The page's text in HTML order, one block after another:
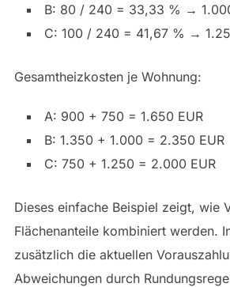
B: 80 / 240 = 33,33 % →
C: 100 / 240 = 41,67 % →
Gesamtheizkosten je Wohnung:
A: 900 + 750 = 1.650 EUR
B: 1.350 + 1.000 = 2.350 EUR
C: 750 + 1.250 = 2.000 EUR
Dieses einfache Beispiel zeigt, wie
Flächenanteile kombiniert werden.
zusätzlich die aktuellen
Abweichungen durch